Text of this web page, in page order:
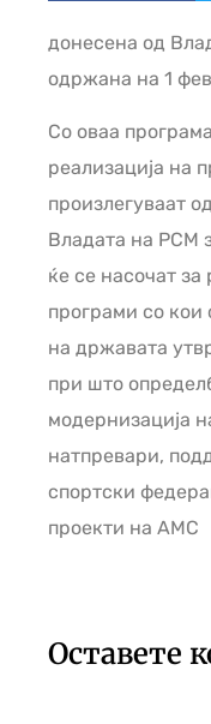
донесена од
одржана на 1
Со оваа
реализација на
произлегуваат
Владата на РСМ
ќе се насочат
програми со кои
на државата
при што
модернизација
натпревари,
спортски
проекти на АМС
Оставете